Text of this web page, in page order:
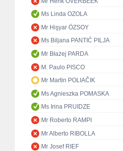
Ms Linda OZOLA
Mr Hişyar ÖZSOY
Ms Biljana PANTIĆ PILJA
Mr Błażej PARDA
M. Paulo PISCO
Mr Martin POLIAČIK
Ms Agnieszka POMASKA
Ms Irina PRUIDZE
Mr Roberto RAMPI
Mr Alberto RIBOLLA
Mr Josef RIEF